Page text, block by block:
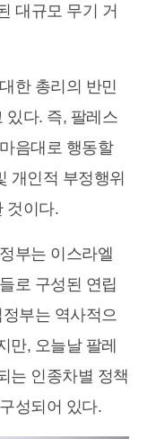
대규모 무기 거
한 총리의 반민
있다. 즉, 팔레스
음대로 행동할
개인적 부정행위
것이다.
부는 이스라엘
로 구성된 연립
부는 역사적으
만, 오늘날 팔레
는 인종차별 정책
성되어 있다.